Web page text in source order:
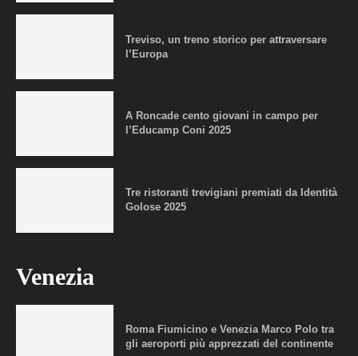
Treviso, un treno storico per attraversare
l’Europa
A Roncade cento giovani in campo per
l’Educamp Coni 2025
Tre ristoranti trevigiani premiati da Identità
Golose 2025
Venezia
Roma Fiumicino e Venezia Marco Polo tra
gli aeroporti più apprezzati del continente